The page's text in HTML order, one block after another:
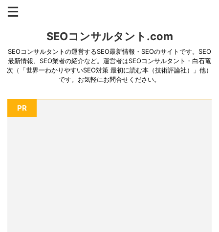
SEOコンサルタント.com
SEOコンサルタントの運営するSEO最新情報・SEOのサイトです。SEO
最新情報、SEO業者の紹介など。運営者はSEOコンサルタント・白石竜
次（「世界一わかりやすいSEO対策 最初に読む本（技術評論社）」他）
です。お気軽にお問合せください。
PR